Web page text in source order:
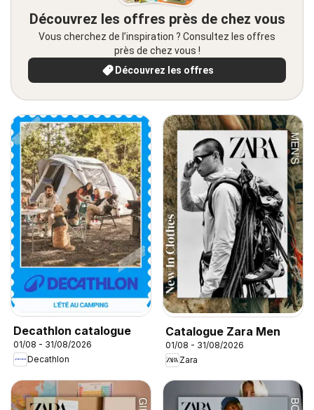
Découvrez les offres près de chez vous
Vous cherchez de l’inspiration ? Consultez les offres
près de chez vous !
Découvrez les offres
Decathlon catalogue
01/08 - 31/08/2026
Decathlon
Catalogue Zara Men
01/08 - 31/08/2026
Zara